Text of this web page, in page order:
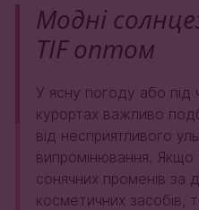
Модні
TIF оптом
У ясну погоду або під
курортах важливо
від несприятливого
випромінювання. Якщо
сонячних променів за
косметичних засобів,